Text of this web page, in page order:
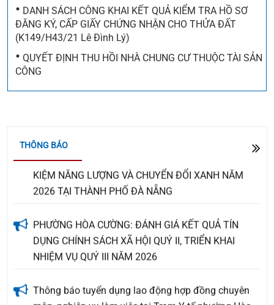
• DANH SÁCH CÔNG KHAI KẾT QUẢ KIỂM TRA HỒ SƠ
ĐĂNG KÝ, CẤP GIẤY CHỨNG NHẬN CHO THỬA ĐẤT
(K149/H43/21 Lê Đình Lý)
• QUYẾT ĐỊNH THU HỒI NHÀ CHUNG CƯ THUỘC TÀI SẢN
CÔNG
THÔNG BÁO
THÔNG BÁO THÔNG TƯ SỐ 110/2026/TT-BTC
NGÀY 28/7/2026 CỦA BỘ TÀI CHÍNH VỀ VIỆC BÃI
THÔNG BÁO VỀ HỘI CHỢ TRIỂN LÃM THIẾT BỊ TIẾT
KIỆM NĂNG LƯỢNG VÀ CHUYỂN ĐỔI XANH NĂM
2026 TẠI THÀNH PHỐ ĐÀ NẴNG
DỤNG CHÍNH SÁCH XÃ HỘI QUÝ II, TRIỂN KHAI
NHIỆM VỤ QUÝ III NĂM 2026
môn, nghiệp vụ làm việc tại Trạm Y tế phường Hòa